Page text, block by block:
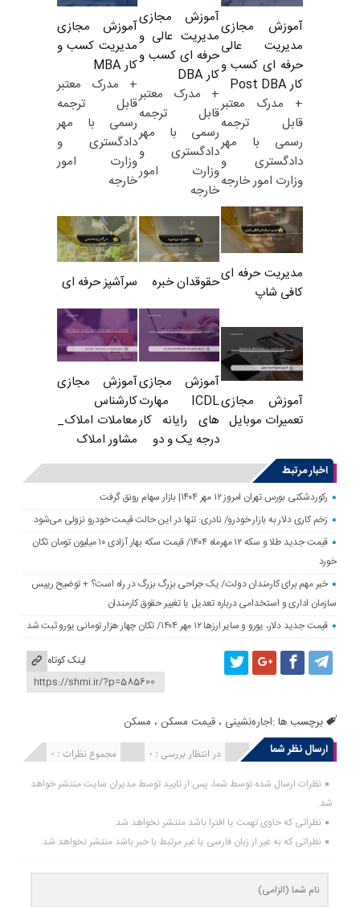
آموزش مجازی
مدیریت عالی
حرفه ای کسب و
کار Post DBA
+ مدرک معتبر
قابل ترجمه
رسمی با مهر
دادگستری و
وزارت امور خارجه
آموزش مجازی
مدیریت عالی و
حرفه ای کسب و
کار DBA
+ مدرک معتبر
قابل ترجمه
رسمی با مهر
دادگستری و
وزارت امور
خارجه
آموزش مجازی
مدیریت کسب و
کار MBA
+ مدرک معتبر
قابل ترجمه
رسمی با مهر
دادگستری و
وزارت امور
خارجه
مدیریت حرفه ای
کافی شاپ
حقوقدان خبره سرآشپز حرفه ای
آموزش مجازی
تعمیرات موبایل
آموزش مجازی
ICDL مهارت
های رایانه کار
درجه یک و دو
آموزش مجازی
کارشناس
معاملات املاک_
مشاور املاک
اخبار مرتبط
رکوردشکنی بورس تهران امروز ۱۲ مهر ۱۴۰۴| بازار سهام رونق گرفت
زخم کاری دلار به بازار خودرو/ نادری: تنها در این حالت قیمت خودرو نزولی می‌شود
قیمت جدید طلا و سکه ۱۲ مهرماه ۱۴۰۴/ قیمت سکه بهار آزادی ۱۰ میلیون تومان تکان
خورد
خبر مهم برای کارمندان دولت/ یک جراحی بزرگ بزرگ در راه است؟ + توضیح رییس
سازمان اداری و استخدامی درباره تعدیل یا تغییر حقوق کارمندان
قیمت جدید دلار، یورو و سایر ارزها ۱۲ مهر ۱۴۰۴/ تکان چهار هزار تومانی یورو ثبت شد
لینک کوتاه
برچسب ها :اجاره‌نشینی ،قیمت مسکن ، مسکن
ارسال نظر شما
مجموع نظرات : 0 در انتظار بررسی : 0 انتشار یافته : 0
نظرات ارسال شده توسط شما، پس از تایید توسط مدیران سایت منتشر خواهد
شد.
نظراتی که حاوی تهمت یا افترا باشد منتشر نخواهد شد.
نظراتی که به غیر از زبان فارسی یا غیر مرتبط با خبر باشد منتشر نخواهد شد.